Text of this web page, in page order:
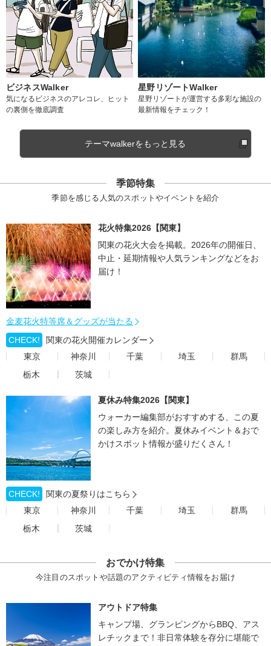
ビジネスWalker
気になるビジネスのアレコレ、ヒット
の裏側を徹底調査
星野リゾートWalker
星野リゾートが運営する多彩な施設の
最新情報をチェック！
テーマwalkerをもっと見る
季節特集
季節を感じる人気のスポットやイベントを紹介
花火特集2026【関東】
関東の花火大会を掲載。2026年の開催日、
中止・延期情報や人気ランキングなどをお
届け！
金麦花火特等席＆グッズが当たる
CHECK!
関東の花火開催カレンダー
東京
神奈川 千葉 埼玉
群馬
栃木
茨城
夏休み特集2026【関東】
ウォーカー編集部がおすすめする、この夏
の楽しみ方を紹介。夏休みイベント＆おで
かけスポット情報が盛りだくさん！
CHECK!
関東の夏祭りはこちら
東京
神奈川 千葉 埼玉
群馬
栃木
茨城
おでかけ特集
今注目のスポットや話題のアクティビティ情報をお届け
アウトドア特集
キャンプ場、グランピングからBBQ、アス
レチックまで！非日常体験を存分に堪能で